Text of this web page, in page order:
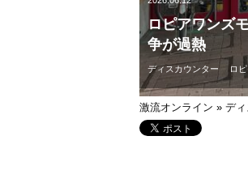
ロピアワンズ
争が過熱
ディスカウンター ロ
激流オンライン » デ